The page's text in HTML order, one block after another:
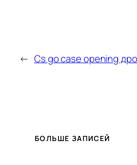
← Cs go case opening
БОЛЬШЕ ЗАПИСЕЙ